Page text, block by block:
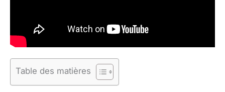
Table des matières